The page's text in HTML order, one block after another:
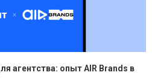
агентства: опыт AIR Brands в